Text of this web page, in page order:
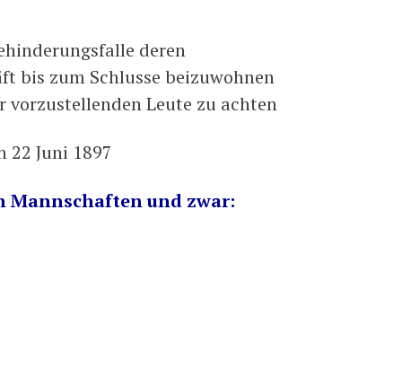
deren
bis zum Schlusse beizuwohnen
Leute zu achten
22 Juni 1897
Mannschaften und zwar: